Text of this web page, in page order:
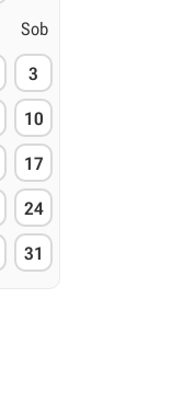
Sob
3
10
17
24
31